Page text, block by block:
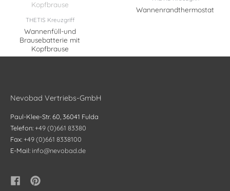
THETIS Kreuzgriff
Wannenfüll-und
Brausebatterie mit
Kopfbrause
Wannenrandthermostat
Nevobad Vertriebs-GmbH
Paul-Klee-Str. 60, 36041 Fulda
Telefon:+49 (0)661 83380
Fax:+49 (0)661 8338100
E-Mail: info@nevobad.de